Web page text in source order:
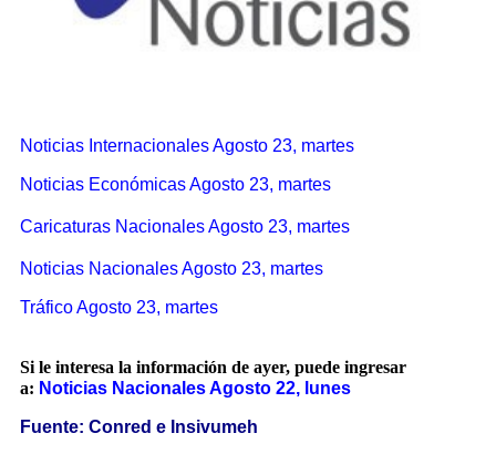
Noticias Internacionales Agosto 23, martes
Noticias Económicas Agosto 23, martes
Caricaturas Nacionales Agosto 23, martes
Noticias Nacionales Agosto 23, martes
Tráfico Agosto 23, martes
Si le interesa la información de ayer, puede ingresar
a: Noticias Nacionales Agosto 22, lunes
Fuente: Conred e Insivumeh